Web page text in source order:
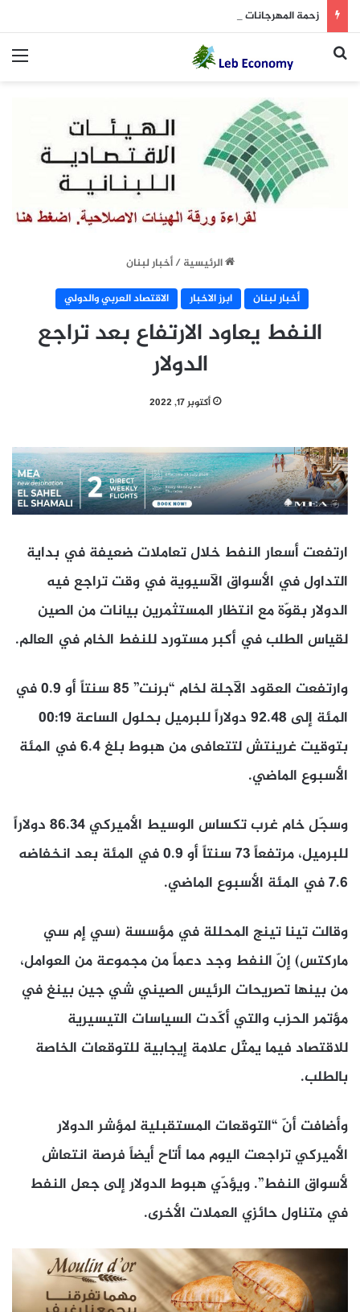
زحمة المهرجانات والمعارض تخنق فقرا وكفردبيان… والآتي أعظم
بحث عن
الرئيسية / أخبار لبنان
أخبار لبنان
ابرز الاخبار الاقتصاد العربي والدولي
النفط يعاود الارتفاع بعد تراجع
الدولار
أكتوبر 17, 2022
ارتفعت أسعار النفط خلال تعاملات ضعيفة في بداية
التداول في الأسواق الآسيوية في وقت تراجع فيه
الدولار بقوّة مع انتظار المستثمرين بيانات من الصين
لقياس الطلب في أكبر مستورد للنفط الخام في العالم.
وارتفعت العقود الآجلة لخام “برنت” 85 سنتاً أو 0.9 في
المئة إلى 92.48 دولاراً للبرميل بحلول الساعة 00:19
بتوقيت غرينتش لتتعافى من هبوط بلغ 6.4 في المئة
الأسبوع الماضي.
وسجّل خام غرب تكساس الوسيط الأميركي 86.34 دولاراً
للبرميل، مرتفعاً 73 سنتاً أو 0.9 في المئة بعد انخفاضه
7.6 في المئة الأسبوع الماضي.
وقالت تينا تينج المحللة في مؤسسة (سي إم سي
ماركتس) إنّ النفط وجد دعماً من مجموعة من العوامل،
من بينها تصريحات الرئيس الصيني شي جين بينغ في
مؤتمر الحزب والتي أكّدت السياسات التيسيرية
للاقتصاد فيما يمثّل علامة إيجابية للتوقعات الخاصة
بالطلب.
وأضافت أنّ “التوقعات المستقبلية لمؤشر الدولار
الأميركي تراجعت اليوم مما أتاح أيضاً فرصة انتعاش
لأسواق النفط”. ويؤدّي هبوط الدولار إلى جعل النفط
في متناول حائزي العملات الأخرى.